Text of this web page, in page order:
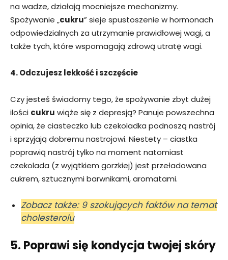
na wadze, działają mocniejsze mechanizmy.
Spożywanie „cukru” sieje spustoszenie w hormonach
odpowiedzialnych za utrzymanie prawidłowej wagi, a
także tych, które wspomagają zdrową utratę wagi.
4. Odczujesz lekkość i szczęście
Czy jesteś świadomy tego, że spożywanie zbyt dużej
ilości cukru wiąże się z depresją? Panuje powszechna
opinia, że ciasteczko lub czekoladka podnoszą nastrój
i sprzyjają dobremu nastrojowi. Niestety – ciastka
poprawią nastrój tylko na moment natomiast
czekolada (z wyjątkiem gorzkiej) jest przeładowana
cukrem, sztucznymi barwnikami, aromatami.
Zobacz także: 9 szokujących faktów na temat
cholesterolu
5. Poprawi się kondycja twojej skóry